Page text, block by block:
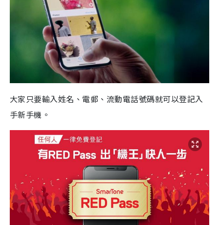
大家只要輸入姓名、電郵、流動電話號碼就可以登記入
手新手機。